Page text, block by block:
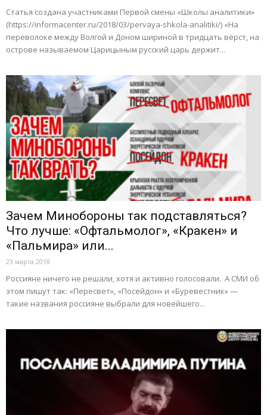
Статья создана участниками Первой смены «Школы аналитики»
(https://informacenter.ru/2018/03/pervaya-shkola-analitiki/) «На
переволоке между Волгой и Доном шириной в тридцать вёрст, на
острове называемом Царицыным русский царь держит...
Зачем Минобороны так подставляться?
Что лучше: «Офтальмолог», «Кракен» и
«Пальмира» или...
23 марта 2018
Россияне ничего не решали, хотя и активно голосовали. А СМИ об
этом пишут так: «Пересвет», «Посейдон» и «Буревестник» —
такие названия россияне выбрали для новейшего...